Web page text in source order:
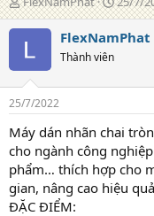
á
c
ả
g
à
g
FlexNamPhat
Thành viên
25/7/2022
Máy dán nhãn chai
cho ngành công
phẩm… thích hợp cho
gian, nâng cao hiệu
ĐẶC ĐIỂM: